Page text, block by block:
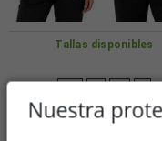
Tallas disponibles
Nuestra